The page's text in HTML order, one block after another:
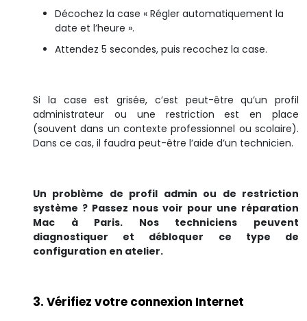
Décochez la case « Régler automatiquement la
date et l’heure ».
Attendez 5 secondes, puis recochez la case.
Si la case est grisée, c’est peut-être qu’un profil
administrateur ou une restriction est en place
(souvent dans un contexte professionnel ou scolaire).
Dans ce cas, il faudra peut-être l’aide d’un technicien.
Un problème de profil admin ou de restriction
système ? Passez nous voir pour une réparation
Mac à Paris. Nos techniciens peuvent
diagnostiquer et débloquer ce type de
configuration en atelier.
3. Vérifiez votre connexion Internet